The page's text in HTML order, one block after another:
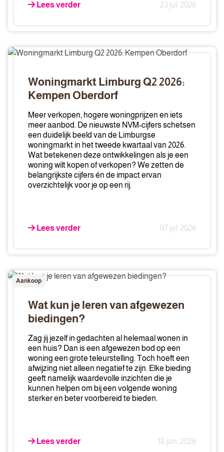
Lees verder 23 jul. 2026
Woningmarkt
Kempen
Oberdorf
Woningmarkt Limburg Q2 2026:
Kempen Oberdorf
Meer verkopen, hogere woningprijzen en iets
meer aanbod. De nieuwste NVM-cijfers schetsen
een duidelijk beeld van de Limburgse
woningmarkt in het tweede kwartaal van 2026.
Wat betekenen deze ontwikkelingen als je een
woning wilt kopen of verkopen? We zetten de
belangrijkste cijfers én de impact ervan
overzichtelijk voor je op een rij.
Lees verder 07 jul. 2026
Wat
kun
afgewezen
biedingen?
Aankoop
Wat kun je leren van afgewezen
biedingen?
Zag jij jezelf in gedachten al helemaal wonen in
een huis? Dan is een afgewezen bod op een
woning een grote teleurstelling. Toch hoeft een
afwijzing niet alleen negatief te zijn. Elke bieding
geeft namelijk waardevolle inzichten die je
kunnen helpen om bij een volgende woning
sterker en beter voorbereid te bieden.
Lees verder 18 jun. 2026